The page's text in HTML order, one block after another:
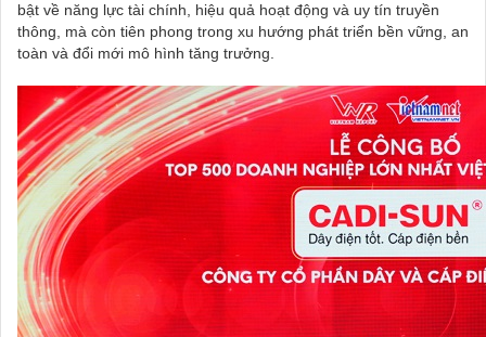
bật về năng lực tài chính, hiệu quả hoạt động và uy tín truyền
thông, mà còn tiên phong trong xu hướng phát triển bền vững, an
toàn và đổi mới mô hình tăng trưởng.